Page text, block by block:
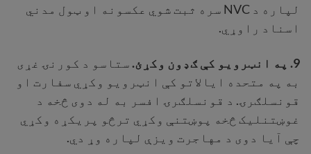
لپاره د NVC سره ثبت شوي عکسونه او ټول مدني
اسناد راوړي.
9. په انټرویو کې ګډون وکړئ.
ستاسو د کورنۍ غړی
به په متحده ایالاتو کې انټرویو وکړي سفارت او
قونسلګرۍ. د قونسلګرۍ افسر به له دوی څخه د
غوښتنلیک څخه پوښتنې وکړي ترڅو پریکړه وکړي
چې آیا دوی د مهاجرت ویزې لپاره وړ دي.